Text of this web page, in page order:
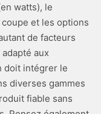
watts), le
et les options
de facteurs
aux
doit intégrer le
diverses gammes
fiable sans